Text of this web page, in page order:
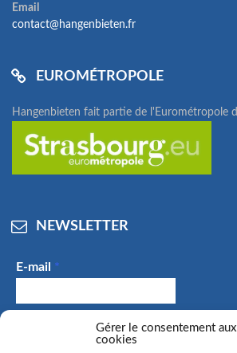
Gérer le consentement aux
cookies
Email
contact@hangenbieten.fr
EUROMÉTROPOLE
Hangenbieten fait partie de l'Eurométropole
NEWSLETTER
E-mail *
J'accepte de recevoir des e-mails et
pris connaissance de la politique de